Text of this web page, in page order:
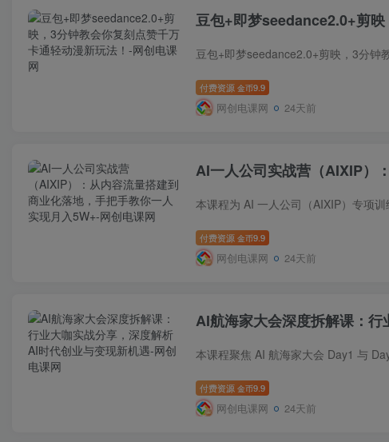
豆包+即梦seedance2.0+剪映
付费资源 金币9.9
网创电课网 24天前
AI一人公司实战营（AIXIP）
付费资源 金币9.9
网创电课网 24天前
AI航海家大会深度拆解课：
付费资源 金币9.9
网创电课网 24天前